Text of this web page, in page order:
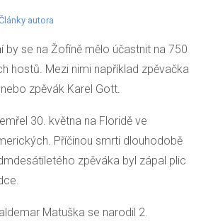
autora
by se na Žofíně mělo účastnit na 750
hostů. Mezi nimi například zpěvačka
zpěvák Karel Gott.
30. května na Floridě ve
Příčinou smrti dlouhodobě
zpěváka byl zápal plic
Matuška se narodil 2.